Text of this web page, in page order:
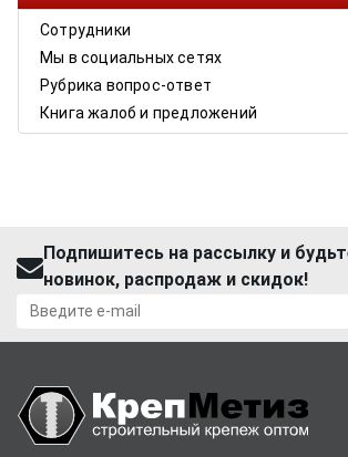
Сотрудники
Мы в социальных сетях
Рубрика вопрос-ответ
Книга жалоб и предложений
Подпишитесь на рассылку и
новинок, распродаж и скидок!